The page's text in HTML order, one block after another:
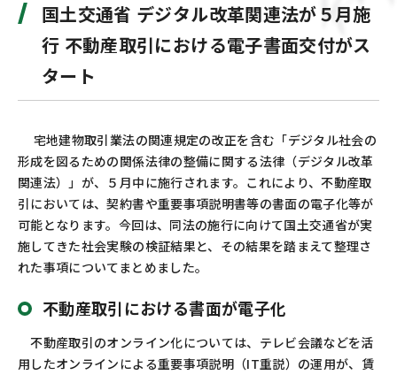
採用情報
住まい
お問い合わせ カスタマーセンター
国土交通省 デジタル改革関連法が５月施
行 不動産取引における電子書面交付がス
タート
宅地建物取引業法の関連規定の改正を含む「デジタル社会の
形成を図るための関係法律の整備に関する法律（デジタル改革
関連法）」が、５月中に施行されます。これにより、不動産取
引においては、契約書や重要事項説明書等の書面の電子化等が
可能となります。今回は、同法の施行に向けて国土交通省が実
施してきた社会実験の検証結果と、その結果を踏まえて整理さ
れた事項についてまとめました。
不動産取引における書面が電子化
不動産取引のオンライン化については、テレビ会議などを活
用したオンラインによる重要事項説明（IT重説）の運用が、賃